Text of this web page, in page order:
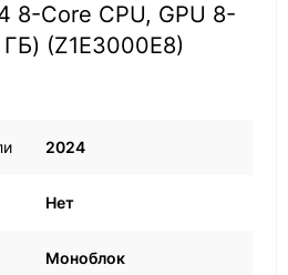
8-Core CPU, GPU 8-
(Z1E3000E8)
2024
Нет
Моноблок